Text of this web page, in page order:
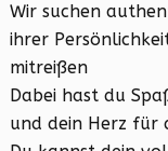
Wir suchen
ihrer
mitreißen
Dabei hast du
und dein Herz für